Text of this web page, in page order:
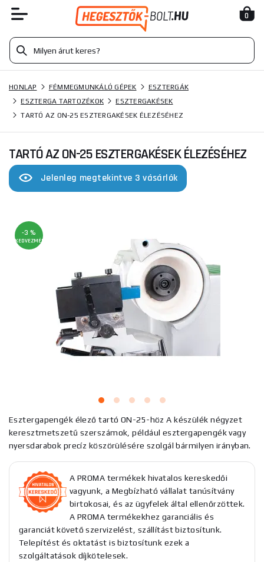
0
HONLAP FÉMMEGMUNKÁLÓ GÉPEK
ESZTERGÁK
ESZTERGA TARTOZÉKOK
ESZTERGAKÉSEK
TARTÓ AZ ON-25 ESZTERGAKÉSEK ÉLEZÉSÉHEZ
TARTÓ AZ ON-25 ESZTERGAKÉSEK ÉLEZÉSÉHEZ
Jelenleg megtekintve 3 vásárlók
-3 %
KEDVEZMÉNY
Esztergapengék élező tartó ON-25-höz A készülék négyzet
keresztmetszetű szerszámok, például esztergapengék vagy
nyersdarabok precíz köszörülésére szolgál bármilyen irányban.
A PROMA termékek hivatalos kereskedői
vagyunk, a Megbízható vállalat tanúsítvány
birtokosai, és az ügyfelek által ellenőrzöttek.
A PROMA termékekhez garanciális és
garanciát követő szervizelést, szállítást biztosítunk.
Telepítést és oktatást is biztosítunk ezek a
szolgáltatások díjkötelesek.